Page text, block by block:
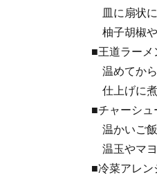
皿に扇状に
柚子胡椒や
■王道ラーメ
温めてから
仕上げに煮
■チャーシュ
温かいご飯
温玉やマヨ
■冷菜アレン